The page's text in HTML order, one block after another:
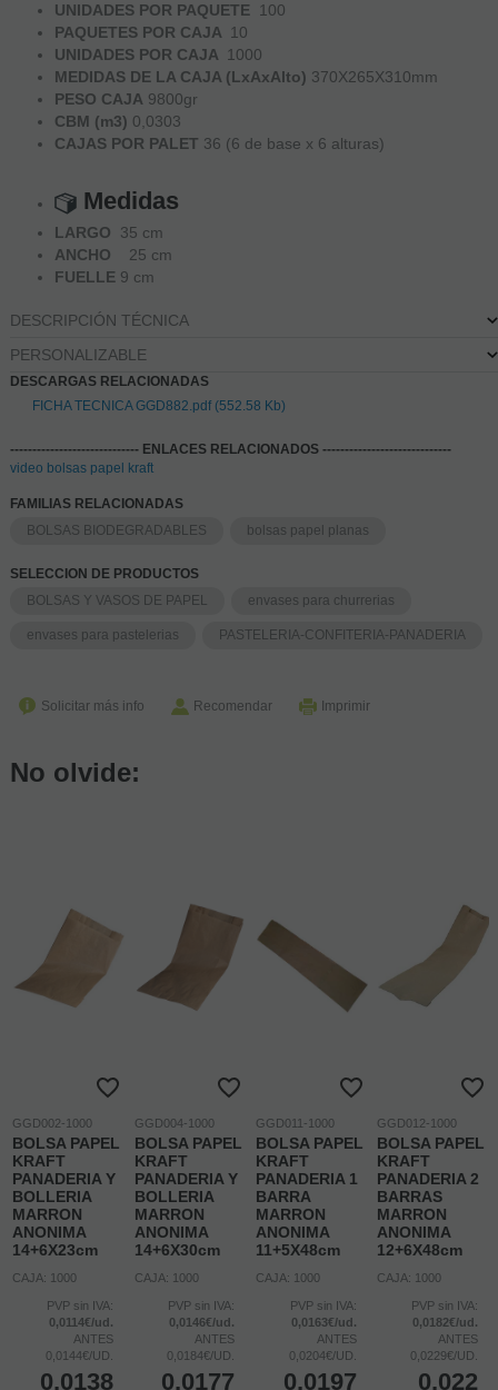
UNIDADES POR PAQUETE 100
PAQUETES POR CAJA 10
UNIDADES POR CAJA 1000
MEDIDAS DE LA CAJA (LxAxAlto) 370X265X310mm
PESO CAJA 9800gr
CBM (m3) 0,0303
CAJAS POR PALET 36 (6 de base x 6 alturas)
Medidas
LARGO 35 cm
ANCHO 25 cm
FUELLE 9 cm
DESCRIPCIÓN TÉCNICA
PERSONALIZABLE
DESCARGAS RELACIONADAS
FICHA TECNICA GGD882.pdf (552.58 Kb)
----------------------------- ENLACES RELACIONADOS -----------------------------
video bolsas papel kraft
FAMILIAS RELACIONADAS
BOLSAS BIODEGRADABLES
bolsas papel planas
SELECCION DE PRODUCTOS
BOLSAS Y VASOS DE PAPEL
envases para churrerias
envases para pastelerias PASTELERIA-CONFITERIA-PANADERIA
Solicitar más info Recomendar Imprimir
No olvide:
GGD002-1000
BOLSA PAPEL
KRAFT
PANADERIA Y
BOLLERIA
MARRON
ANONIMA
14+6X23cm
CAJA: 1000
PVP sin IVA:
0,0114€/ud.
ANTES
0,0144€/UD.
0,0138
GGD004-1000
BOLSA PAPEL
KRAFT
PANADERIA Y
BOLLERIA
MARRON
ANONIMA
14+6X30cm
CAJA: 1000
PVP sin IVA:
0,0146€/ud.
ANTES
0,0184€/UD.
0,0177
GGD011-1000
BOLSA PAPEL
KRAFT
PANADERIA 1
BARRA
MARRON
ANONIMA
11+5X48cm
CAJA: 1000
PVP sin IVA:
0,0163€/ud.
ANTES
0,0204€/UD.
0,0197
GGD012-1000
BOLSA PAPEL
KRAFT
PANADERIA 2
BARRAS
MARRON
ANONIMA
12+6X48cm
CAJA: 1000
PVP sin IVA:
0,0182€/ud.
ANTES
0,0229€/UD.
0,022